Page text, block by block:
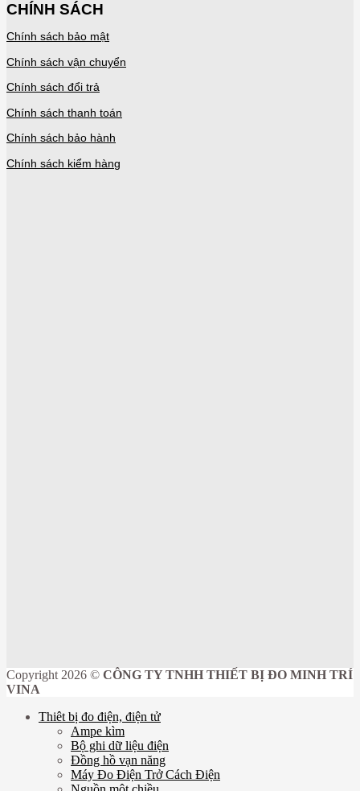
CHÍNH SÁCH
Chính sách bảo mật
Chính sách vận chuyển
Chính sách đổi trả
Chính sách thanh toán
Chính sách bảo hành
Chính sách kiểm hàng
Copyright 2026 © CÔNG TY TNHH THIẾT BỊ ĐO MINH TRÍ
VINA
Thiêt bị đo điện, điện tử
Ampe kìm
Bộ ghi dữ liệu điện
Đồng hồ vạn năng
Máy Đo Điện Trở Cách Điện